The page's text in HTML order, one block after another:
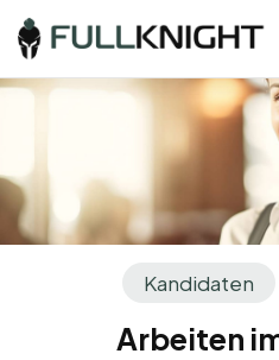
Kandidaten
Arbeiten